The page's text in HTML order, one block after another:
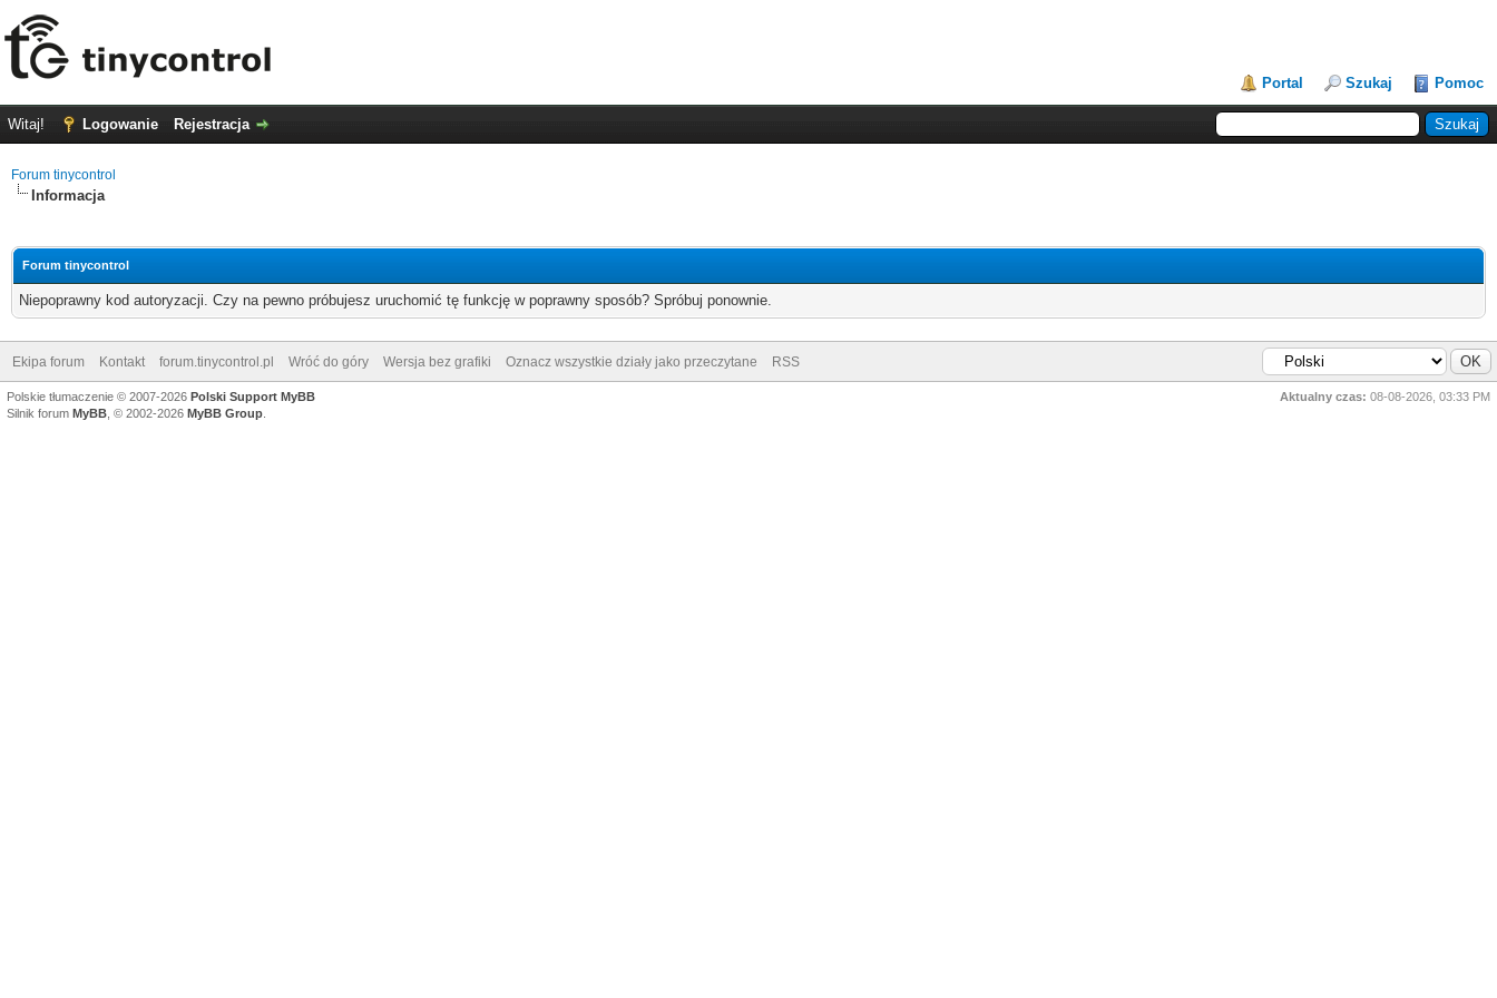
Portal Szukaj Pomoc
Witaj! Logowanie Rejestracja
Forum tinycontrol
Informacja
Forum tinycontrol
Niepoprawny kod autoryzacji. Czy na pewno próbujesz uruchomić tę funkcję w poprawny sposób? Spróbuj ponownie.
Ekipa forum Kontakt forum.tinycontrol.pl Wróć do góry Wersja bez grafiki Oznacz wszystkie działy jako przeczytane RSS
Aktualny czas: 08-08-2026, 03:33 PM
Polskie tłumaczenie © 2007-2026 Polski Support MyBB
Silnik forum MyBB , © 2002-2026 MyBB Group